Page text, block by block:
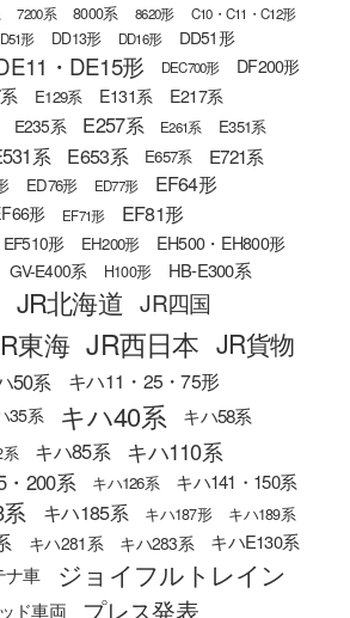
7200系 8000系 8620形
C10・C11・C12形
D51形 DD13形 DD16形 DD51形
・DE15形 DEC700形 DF200形
E129系 E131系 E217系
E235系 E257系 E261系 E351系
系 E653系 E657系 E721系
ED76形 ED77形 EF64形
形 EF71形
EF81形
EF510形 EH200形 EH500・EH800形
GV-E400系 H100形 HB-E300系
JR北海道 JR四国
東海 JR西日本 JR貨物
50系 キハ11・25・75形
35系 キハ40系 キハ58系
系 キハ85系 キハ110系
・200系 キハ126系 キハ141・150系
キハ185系 キハ187形
キハ189系
キハ281系 キハ283系
キハE130系
ナ車 ジョイフルトレイン
ド車両 プレス発表